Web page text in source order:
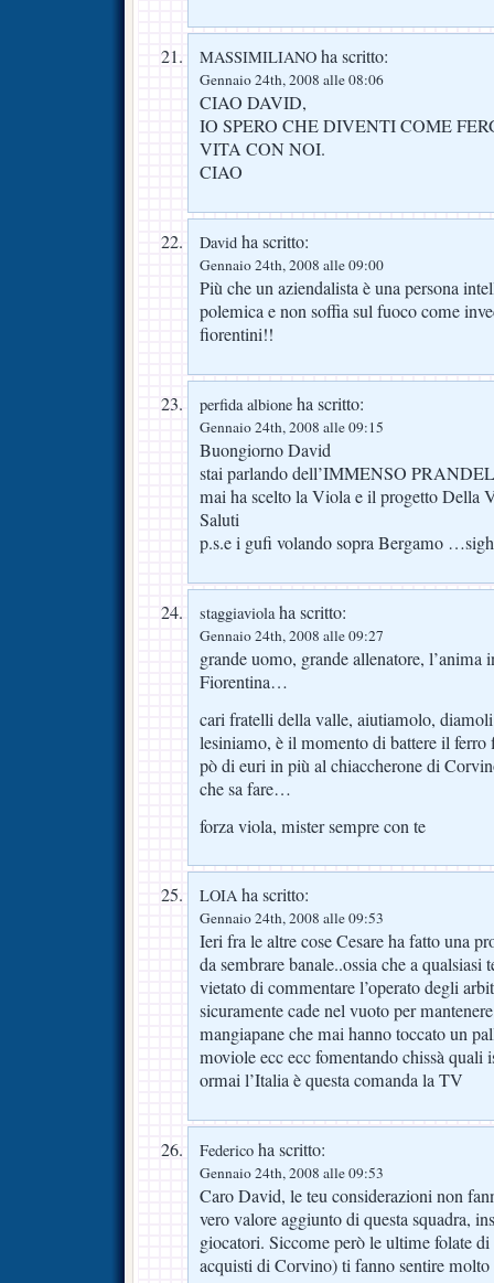
MASSIMILIANO ha scritto:
Gennaio 24th, 2008 alle 08:06
CIAO DAVID,
IO SPERO CHE DIVENTI COME
VITA CON NOI.
CIAO
David ha scritto:
Gennaio 24th, 2008 alle 09:00
Più che un aziendalista è una persona
polemica e non soffia sul fuoco come
fiorentini!!
perfida albione ha scritto:
Gennaio 24th, 2008 alle 09:15
Buongiorno David
stai parlando dell’IMMENSO
mai ha scelto la Viola e il progetto Della
Saluti
p.s.e i gufi volando sopra Bergamo
staggiaviolaha scritto:
Gennaio 24th, 2008 alle 09:27
grande uomo, grande allenatore,
Fiorentina…
cari fratelli della valle, aiutiamolo,
lesiniamo, è il momento di battere il
pò di euri in più al chiaccherone di
che sa fare…
forza viola, mister sempre con te
LOIA ha scritto:
Gennaio 24th, 2008 alle 09:53
Ieri fra le altre cose Cesare ha fatto una
da sembrare banale..ossia che a qualsiasi
vietato di commentare l’operato degli
sicuramente cade nel vuoto per
mangiapane che mai hanno toccato un
moviole ecc ecc fomentando chissà
ormai l’Italia è questa comanda la TV
Federico ha scritto:
Gennaio 24th, 2008 alle 09:53
Caro David, le teu considerazioni non
vero valore aggiunto di questa squadra,
giocatori. Siccome però le ultime folate
acquisti di Corvino) ti fanno sentire